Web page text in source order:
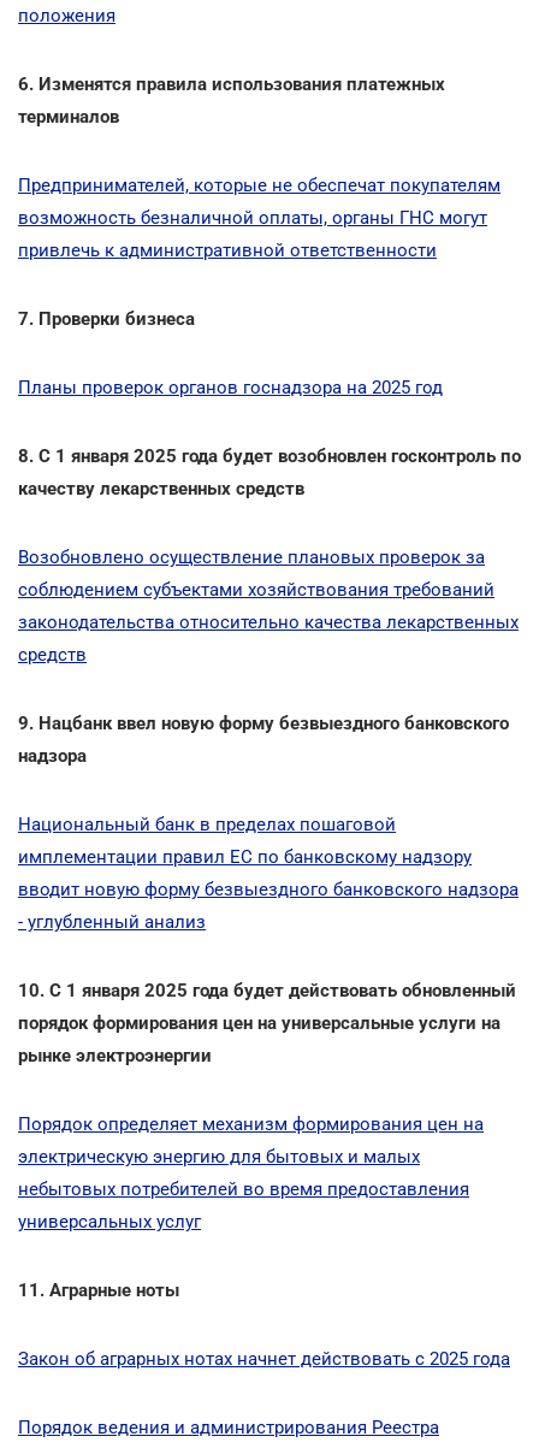
положения
6. Изменятся правила использования платежных
терминалов
Предпринимателей, которые не обеспечат покупателям
возможность безналичной оплаты, органы ГНС могут
привлечь к административной ответственности
7. Проверки бизнеса
Планы проверок органов госнадзора на 2025 год
8. С 1 января 2025 года будет возобновлен госконтроль по
качеству лекарственных средств
Возобновлено осуществление плановых проверок за
соблюдением субъектами хозяйствования требований
законодательства относительно качества лекарственных
средств
9. Нацбанк ввел новую форму безвыездного банковского
надзора
Национальный банк в пределах пошаговой
имплементации правил ЕС по банковскому надзору
вводит новую форму безвыездного банковского надзора
- углубленный анализ
10. С 1 января 2025 года будет действовать обновленный
порядок формирования цен на универсальные услуги на
рынке электроэнергии
Порядок определяет механизм формирования цен на
электрическую энергию для бытовых и малых
небытовых потребителей во время предоставления
универсальных услуг
11. Аграрные ноты
Закон об аграрных нотах начнет действовать с 2025 года
Порядок ведения и администрирования Реестра